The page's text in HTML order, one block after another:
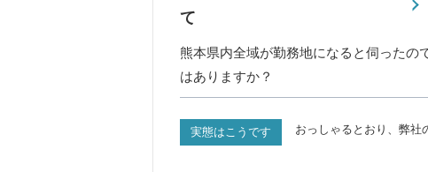
て
熊本県内全域が勤務地になると伺ったの
はありますか？
実態はこうです おっしゃるとおり、弊